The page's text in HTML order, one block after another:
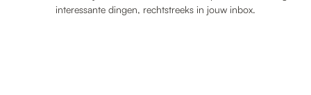
interessante dingen, rechtstreeks in jouw inbox.